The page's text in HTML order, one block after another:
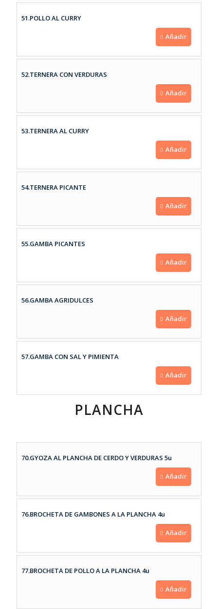
51.POLLO AL CURRY
Añadir
52.TERNERA CON VERDURAS
Añadir
53.TERNERA AL CURRY
Añadir
54.TERNERA PICANTE
Añadir
55.GAMBA PICANTES
Añadir
56.GAMBA AGRIDULCES
Añadir
57.GAMBA CON SAL Y PIMIENTA
Añadir
PLANCHA
70.GYOZA AL PLANCHA DE CERDO Y VERDURAS 5u
Añadir
76.BROCHETA DE GAMBONES A LA PLANCHA 4u
Añadir
77.BROCHETA DE POLLO A LA PLANCHA 4u
Añadir